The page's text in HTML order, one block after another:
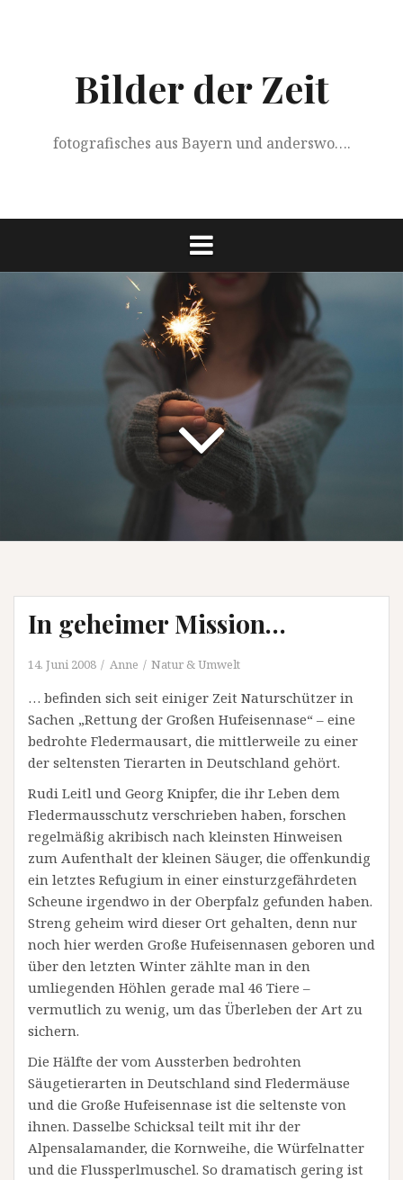
Bilder der Zeit
fotografisches aus Bayern und anderswo….
In geheimer Mission…
14. Juni 2008 Anne Natur & Umwelt
… befinden sich seit einiger Zeit Naturschützer in
Sachen „Rettung der Großen Hufeisennase“ – eine
bedrohte Fledermausart, die mittlerweile zu einer
der seltensten Tierarten in Deutschland gehört.
Rudi Leitl und Georg Knipfer, die ihr Leben dem
Fledermausschutz verschrieben haben, forschen
regelmäßig akribisch nach kleinsten Hinweisen
zum Aufenthalt der kleinen Säuger, die offenkundig
ein letztes Refugium in einer einsturzgefährdeten
Scheune irgendwo in der Oberpfalz gefunden haben.
Streng geheim wird dieser Ort gehalten, denn nur
noch hier werden Große Hufeisennasen geboren und
über den letzten Winter zählte man in den
umliegenden Höhlen gerade mal 46 Tiere –
vermutlich zu wenig, um das Überleben der Art zu
sichern.
Die Hälfte der vom Aussterben bedrohten
Säugetierarten in Deutschland sind Fledermäuse
und die Große Hufeisennase ist die seltenste von
ihnen. Dasselbe Schicksal teilt mit ihr der
Alpensalamander, die Kornweihe, die Würfelnatter
und die Flussperlmuschel. So dramatisch gering ist